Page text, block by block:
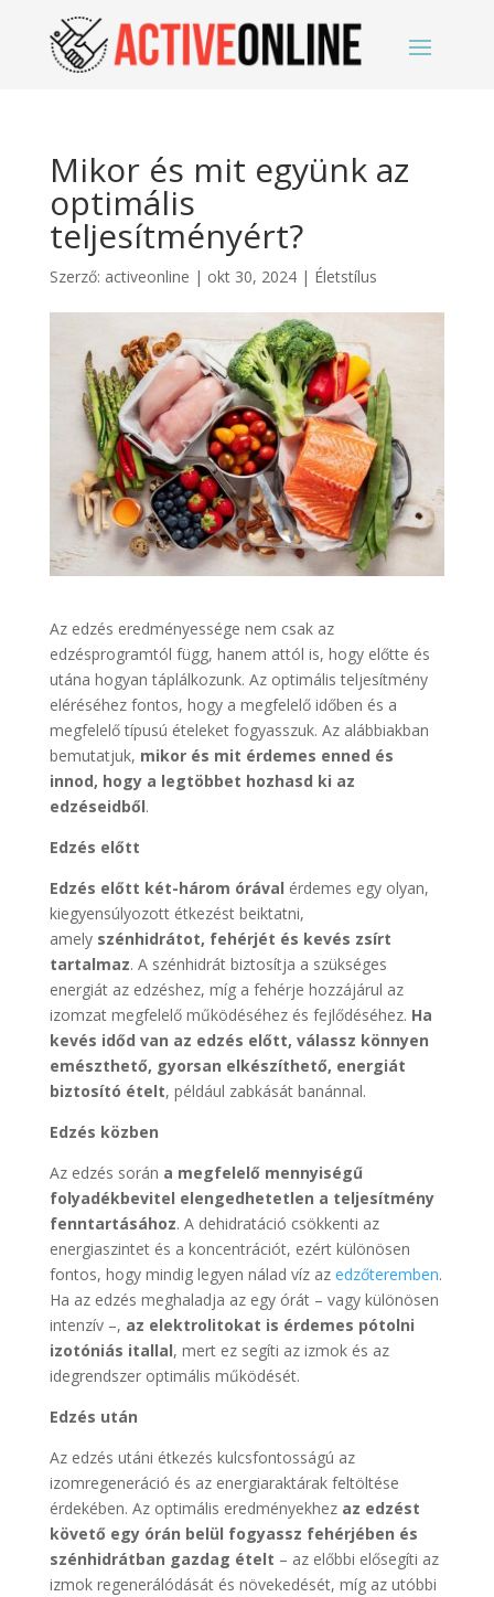
Mikor és mit együnk az
optimális
teljesítményért?
Szerző: activeonline | okt 30, 2024| Életstílus
Az edzés eredményessége nem csak az
edzésprogramtól függ, hanem attól is, hogy előtte és
utána hogyan táplálkozunk. Az optimális teljesítmény
eléréséhez fontos, hogy a megfelelő időben és a
megfelelő típusú ételeket fogyasszuk. Az alábbiakban
bemutatjuk, mikor és mit érdemes enned és
innod, hogy a legtöbbet hozhasd ki az
edzéseidből.
Edzés előtt
Edzés előtt két-három órával érdemes egy olyan,
kiegyensúlyozott étkezést beiktatni,
amely szénhidrátot, fehérjét és kevés zsírt
tartalmaz. A szénhidrát biztosítja a szükséges
energiát az edzéshez, míg a fehérje hozzájárul az
izomzat megfelelő működéséhez és fejlődéséhez. Ha
kevés időd van az edzés előtt, válassz könnyen
emészthető, gyorsan elkészíthető, energiát
biztosító ételt, például zabkását banánnal.
Edzés közben
Az edzés során a megfelelő mennyiségű
folyadékbevitel elengedhetetlen a teljesítmény
fenntartásához. A dehidratáció csökkenti az
energiaszintet és a koncentrációt, ezért különösen
fontos, hogy mindig legyen nálad víz az edzőteremben.
Ha az edzés meghaladja az egy órát – vagy különösen
intenzív –, az elektrolitokat is érdemes pótolni
izotóniás itallal, mert ez segíti az izmok és az
idegrendszer optimális működését.
Edzés után
Az edzés utáni étkezés kulcsfontosságú az
izomregeneráció és az energiaraktárak feltöltése
érdekében. Az optimális eredményekhez az edzést
követő egy órán belül fogyassz fehérjében és
szénhidrátban gazdag ételt – az előbbi elősegíti az
izmok regenerálódását és növekedését, míg az utóbbi